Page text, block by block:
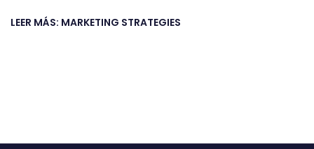
LEER MÁS: MARKETING STRATEGIES